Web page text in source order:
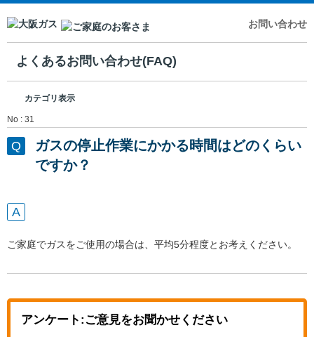
お問い合わせ
よくあるお問い合わせ(FAQ)
カテゴリ表示
No : 31
ガスの停止作業にかかる時間はどのくらい
ですか？
ご家庭でガスをご使用の場合は、平均5分程度とお考えください。
アンケート:ご意見をお聞かせください